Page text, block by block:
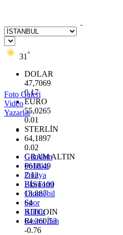
31 °
DOLAR
47,7069
0.17
EURO
55,0265
0.01
STERLİN
64,1897
0.02
GRAM ALTIN
6618.49
2.12
BİST100
13.887
64
BITCOIN
64.360,53
-0.76
Foto Galeri
Video
Yazarlar
Gündem
Politika
Dünya
Ekonomi
Otomobil
Spor
Kültür
Resmi İlan